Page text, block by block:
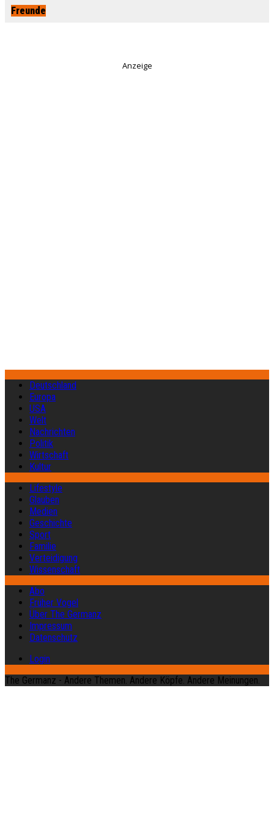
Freunde
Anzeige
Deutschland
Europa
USA
Welt
Nachrichten
Politik
Wirtschaft
Kultur
Lifestyle
Glauben
Medien
Geschichte
Sport
Familie
Verteidigung
Wissenschaft
Abo
Früher Vogel
Über The Germanz
Impressum
Datenschutz
Login
The Germanz - Andere Themen. Andere Köpfe. Andere Meinungen.